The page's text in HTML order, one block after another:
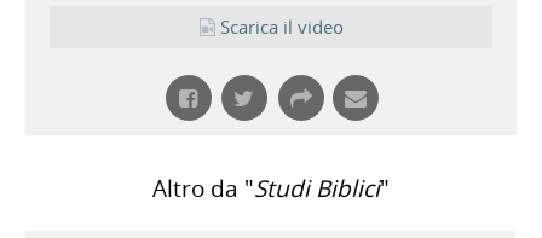
Scarica il video
Altro da "Studi Biblici"